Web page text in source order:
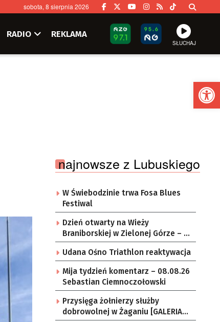
sobota, 8 sierpnia 2026
RADIO REKLAMA
SŁUCHAJ
najnowsze z Lubuskiego
W Świebodzinie trwa Fosa Blues
Festiwal
Dzień otwarty na Wieży
Braniborskiej w Zielonej Górze – po
raz ostatni w tym roku
Udana Ośno Triathlon reaktywacja
Mija tydzień komentarz – 08.08.26
Sebastian Ciemnoczołowski
Przysięga żołnierzy służby
dobrowolnej w Żaganiu [GALERIA